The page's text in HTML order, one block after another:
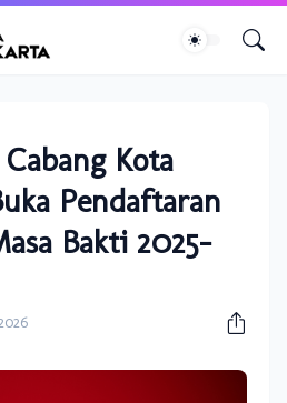
Kota
Pendaftaran
Bakti 2025–